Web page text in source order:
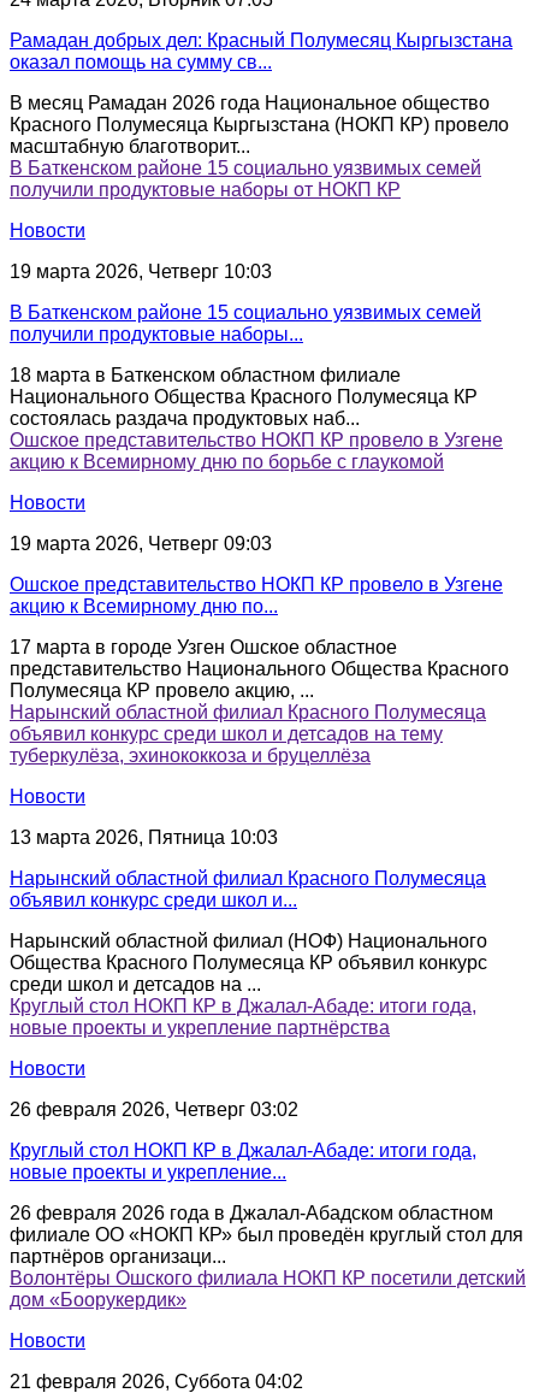
Рамадан добрых дел: Красный Полумесяц Кыргызстана
оказал помощь на сумму св...
В месяц Рамадан 2026 года Национальное общество
Красного Полумесяца Кыргызстана (НОКП КР) провело
масштабную благотворит...
В Баткенском районе 15 социально уязвимых семей
получили продуктовые наборы от НОКП КР
Новости
19 марта 2026, Четверг 10:03
В Баткенском районе 15 социально уязвимых семей
получили продуктовые наборы...
18 марта в Баткенском областном филиале
Национального Общества Красного Полумесяца КР
состоялась раздача продуктовых наб...
Ошское представительство НОКП КР провело в Узгене
акцию к Всемирному дню по борьбе с глаукомой
Новости
19 марта 2026, Четверг 09:03
Ошское представительство НОКП КР провело в Узгене
акцию к Всемирному дню по...
17 марта в городе Узген Ошское областное
представительство Национального Общества Красного
Полумесяца КР провело акцию, ...
Нарынский областной филиал Красного Полумесяца
объявил конкурс среди школ и детсадов на тему
туберкулёза, эхинококкоза и бруцеллёза
Новости
13 марта 2026, Пятница 10:03
Нарынский областной филиал Красного Полумесяца
объявил конкурс среди школ и...
Нарынский областной филиал (НОФ) Национального
Общества Красного Полумесяца КР объявил конкурс
среди школ и детсадов на ...
Круглый стол НОКП КР в Джалал-Абаде: итоги года,
новые проекты и укрепление партнёрства
Новости
26 февраля 2026, Четверг 03:02
Круглый стол НОКП КР в Джалал-Абаде: итоги года,
новые проекты и укрепление...
26 февраля 2026 года в Джалал-Абадском областном
филиале ОО «НОКП КР» был проведён круглый стол для
партнёров организаци...
Волонтёры Ошского филиала НОКП КР посетили детский
дом «Боорукердик»
Новости
21 февраля 2026, Суббота 04:02